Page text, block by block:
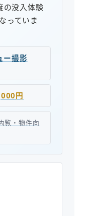
の没入体験
っていま
ー撮影
円
内覧・物件向